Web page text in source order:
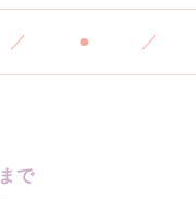
／ ● ／
で